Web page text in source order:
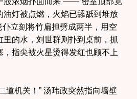
油灯被点燃，火焰已舔舐到堆放
仆立刻将竹扁担劈成两半，用空
的水，刘世群则扑到桌前，抓
，指尖被火星烫得发红也顾不上
道机关！” 汤玮政突然指向墙壁